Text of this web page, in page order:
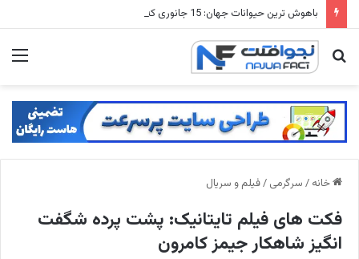
باهوش ترین حیوانات جهان: 15 جانوری که از انسان باهوش ترند!
جستجو
خانه / سرگرمی /فیلم و سریال
فکت های فیلم تایتانیک: پشت پرده شگفت
انگیز شاهکار جیمز کامرون